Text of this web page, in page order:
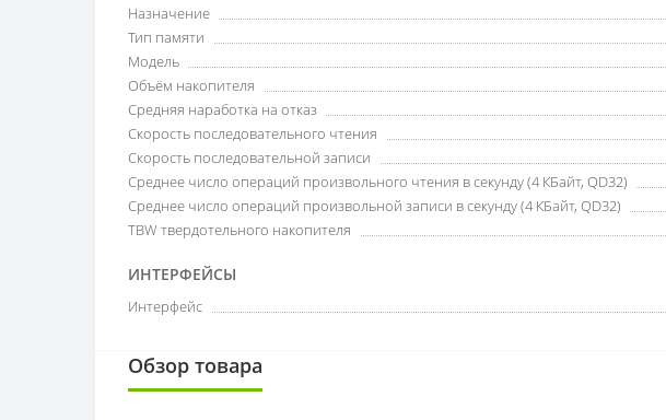
Назначение
Тип памяти
Модель
Объём накопителя
Средняя наработка на отказ
Скорость последовательного чтения
Скорость последовательной записи
Среднее число операций произвольного чтения в секунду (4 КБайт, QD32)
Среднее число операций произвольной записи в секунду (4 КБайт, QD32)
TBW твердотельного накопителя
ИНТЕРФЕЙСЫ
Интерфейс
Обзор товара